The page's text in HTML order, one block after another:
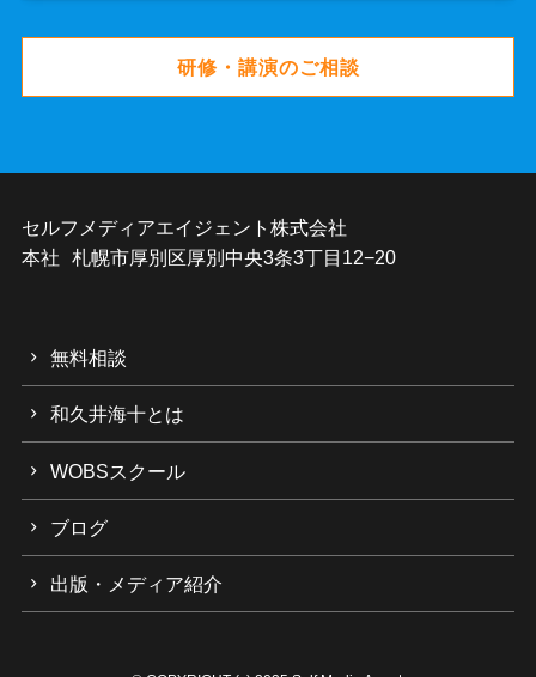
研修・講演のご相談
セルフメディアエイジェント株式会社
本社 札幌市厚別区厚別中央3条3丁目12−20
無料相談
和久井海十とは
WOBSスクール
ブログ
出版・メディア紹介